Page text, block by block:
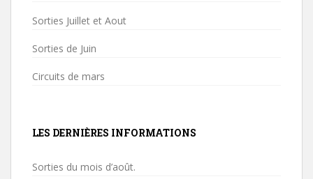
Sorties Juillet et Aout
Sorties de Juin
Circuits de mars
LES DERNIÈRES INFORMATIONS
Sorties du mois d’août.